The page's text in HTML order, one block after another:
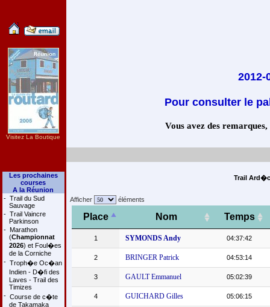
Visitez La Boutique
Les prochaines
courses
A la Réunion
- Trail du Sud
Sauvage
- Trail Vaincre
Parkinson
- Marathon
(Championnat
2026) et Foul�es
de la Corniche
- Troph�e Oc�an
Indien - D�fi des
Laves - Trail des
Timizes
- Course de c�te
de Takamaka
Pour consulter le
Vous avez des
Trail
Afficher éléments
Place Nom Temps
1 SYMONDS Andy 04:37:42
2 BRINGER Patrick 04:53:14
3 GAULT Emmanuel 05:02:39
4 GUICHARD Gilles 05:06:15